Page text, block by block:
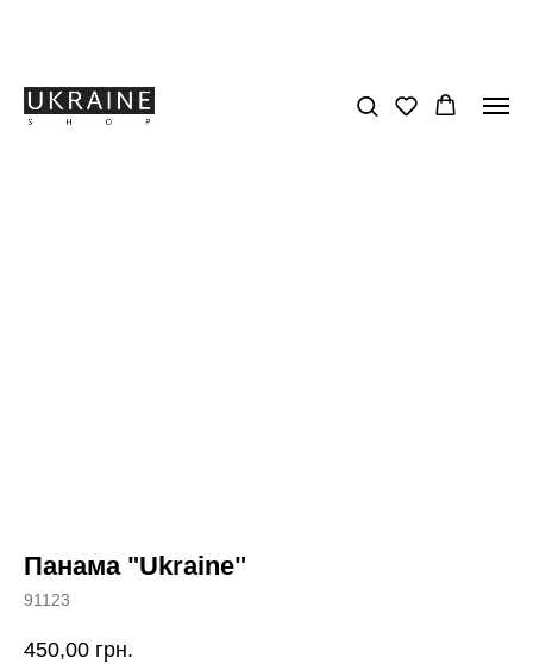
Панама "Ukraine"
91123
450,00 грн.